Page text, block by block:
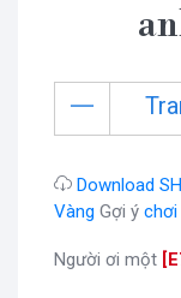
Download
Vàng Gợi ý chơi
Người ơi một [